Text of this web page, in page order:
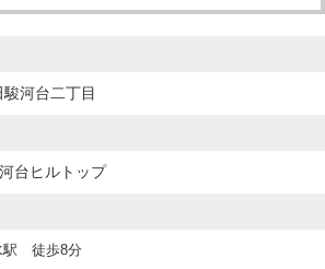
河台二丁目
台ヒルトップ
徒歩8分